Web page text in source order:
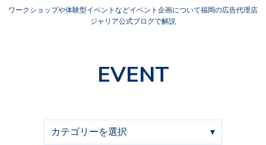
ワークショップや体験型イベントなどイベント企画について福岡の広告代理店
ジャリア公式ブログで解説
EVENT